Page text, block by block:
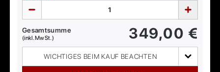
Gesamtsumme
(inkl. MwSt.) 349,00 €
WICHTIGES BEIM KAUF BEACHTEN